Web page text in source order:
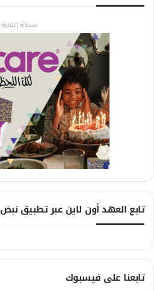
مساحة إعلانية
تابع العهد أون لاين عبر تطبيق نبض
تابعنا على فيسبوك